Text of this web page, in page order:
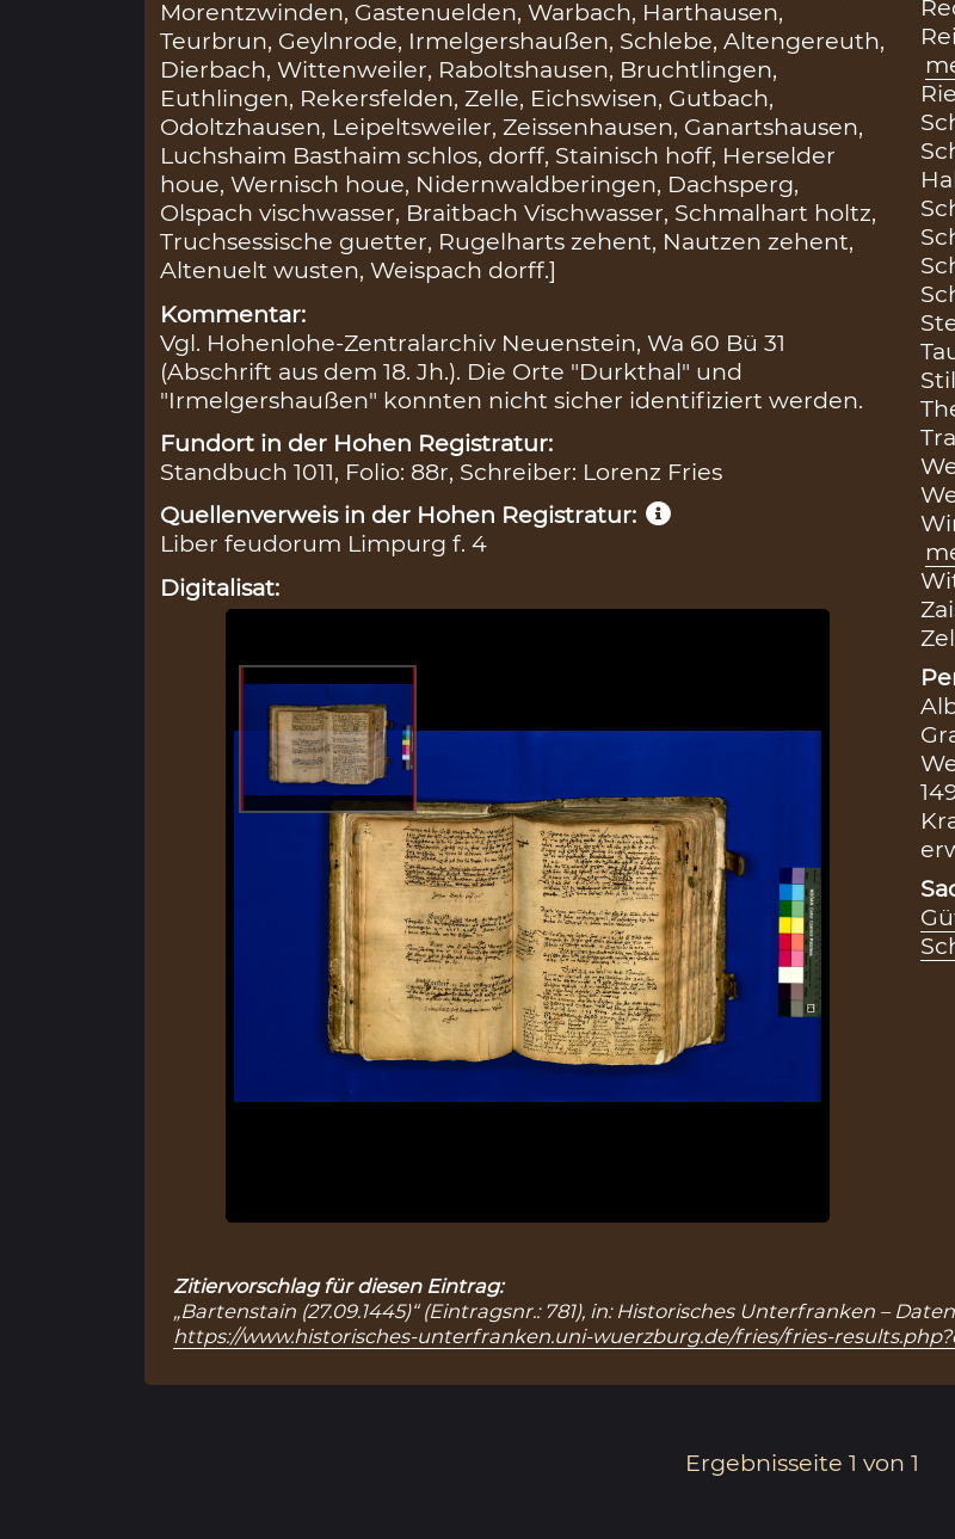
Morentzwinden, Gastenuelden, Warbach, Harthausen,
Teurbrun, Geylnrode, Irmelgershaußen, Schlebe, Altengereuth,
Dierbach, Wittenweiler, Raboltshausen, Bruchtlingen,
Euthlingen, Rekersfelden, Zelle, Eichswisen, Gutbach,
Odoltzhausen, Leipeltsweiler, Zeissenhausen, Ganartshausen,
Luchshaim Basthaim schlos, dorff, Stainisch hoff, Herselder
houe, Wernisch houe, Nidernwaldberingen, Dachsperg,
Olspach vischwasser, Braitbach Vischwasser, Schmalhart holtz,
Truchsessische guetter, Rugelharts zehent, Nautzen zehent,
Altenuelt wusten, Weispach dorff.]
Kommentar:
Vgl. Hohenlohe-Zentralarchiv Neuenstein, Wa 60 Bü 31
(Abschrift aus dem 18. Jh.). Die Orte "Durkthal" und
"Irmelgershaußen" konnten nicht sicher identifiziert werden.
Fundort in der Hohen Registratur:
Standbuch 1011, Folio: 88r, Schreiber: Lorenz Fries
Quellenverweis in der Hohen Registratur:
Liber feudorum Limpurg f. 4
Digitalisat:
Zitiervorschlag für diesen Eintrag:
„Bartenstain (27.09.1445)“ (Eintragsnr.: 781), in: Historisches Unterfranken –
https://www.historisches-unterfranken.uni-wuerzburg.de/fries/fries-
Ergebnisseite 1 von 1